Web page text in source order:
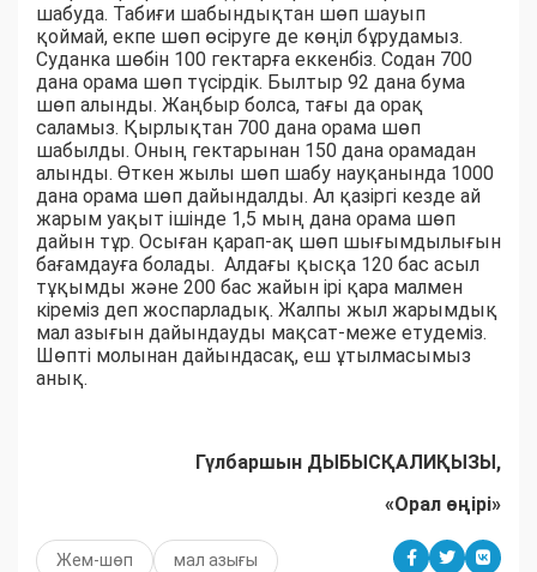
шабуда. Табиғи шабындықтан шөп шауып
қоймай, екпе шөп өсіруге де көңіл бұрудамыз.
Суданка шөбін 100 гектарға еккенбіз. Содан 700
дана орама шөп түсірдік. Былтыр 92 дана бума
шөп алынды. Жаңбыр болса, тағы да орақ
саламыз. Қырлықтан 700 дана орама шөп
шабылды. Оның гектарынан 150 дана орамадан
алынды. Өткен жылы шөп шабу науқанында 1000
дана орама шөп дайындалды. Ал қазіргі кезде ай
жарым уақыт ішінде 1,5 мың дана орама шөп
дайын тұр. Осыған қарап-ақ шөп шығымдылығын
бағамдауға болады. Алдағы қысқа 120 бас асыл
тұқымды және 200 бас жайын ірі қара малмен
кіреміз деп жоспарладық. Жалпы жыл жарымдық
мал азығын дайындауды мақсат-меже етудеміз.
Шөпті молынан дайындасақ, еш ұтылмасымыз
анық.
Гүлбаршын ДЫБЫСҚАЛИҚЫЗЫ,
«Орал өңірі»
Жем-шөп мал азығы